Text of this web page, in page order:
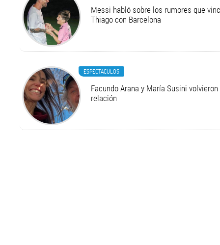
Messi habló sobre los rumores que
Thiago con Barcelona
ESPECTACULOS
Facundo Arana y María Susini
relación